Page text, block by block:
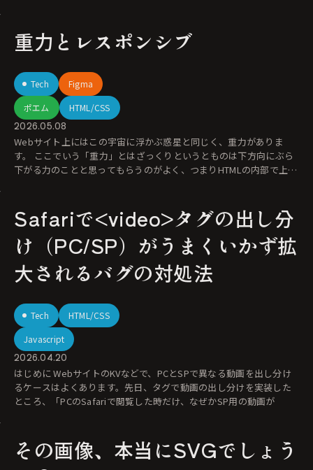
重力とレスポンシブ
Tech
Figma
ポエム
HTML/CSS
2026.05.08
Webサイト上にはこの宇宙に浮かぶ惑星と同じく、重力がありま
す。 ここでいう「重力」とはざっくりというとものは下方向にぶら
下がる力のことと思ってもらうのがよく、つまりHTMLの内部で上に
Safariで<video>タグの出し分
け（PC/SP）がうまくいかず拡
大されるバグの対処法
Tech
HTML/CSS
Javascript
2026.04.20
はじめに WebサイトのKVなどで、PCとSPで異なる動画を出し分け
るケースはよくあります。先日、タグで動画の出し分けを実装した
ところ、「PCのSafariで閲覧した時だけ、なぜかSP用の動画が
その画像、本当にSVGでしょう